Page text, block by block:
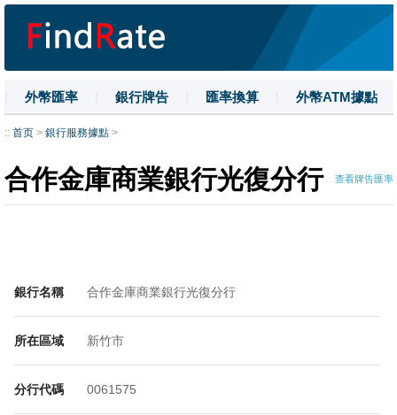
外幣匯率 銀行牌告 匯率換算 外幣ATM據點
| 名詞解釋 | 換匯技巧
:: 首页 > 銀行服務據點 >
合作金庫商業銀行光復分行 查看牌告匯率
銀行名稱 合作金庫商業銀行光復分行
所在區域 新竹市
分行代碼 0061575